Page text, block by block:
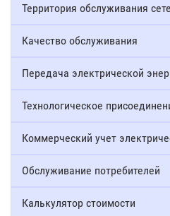
Территория обслуживания
Качество обслуживания
Передача электрической
Технологическое
Коммерческий учет
Обслуживание потребителей
Калькулятор стоимости